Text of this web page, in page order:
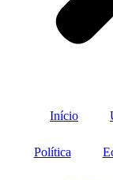
Início
Política